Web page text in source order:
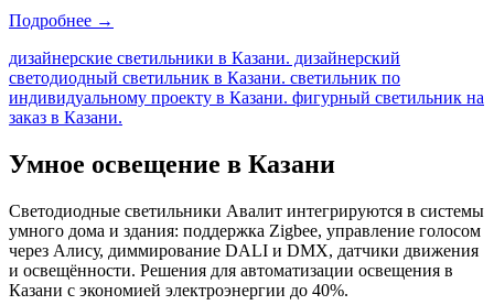
Подробнее →
дизайнерские светильники в Казани. дизайнерский
светодиодный светильник в Казани. светильник по
индивидуальному проекту в Казани. фигурный светильник на
заказ в Казани.
Умное освещение в Казани
Светодиодные светильники Авалит интегрируются в системы
умного дома и здания: поддержка Zigbee, управление голосом
через Алису, диммирование DALI и DMX, датчики движения
и освещённости. Решения для автоматизации освещения в
Казани с экономией электроэнергии до 40%.